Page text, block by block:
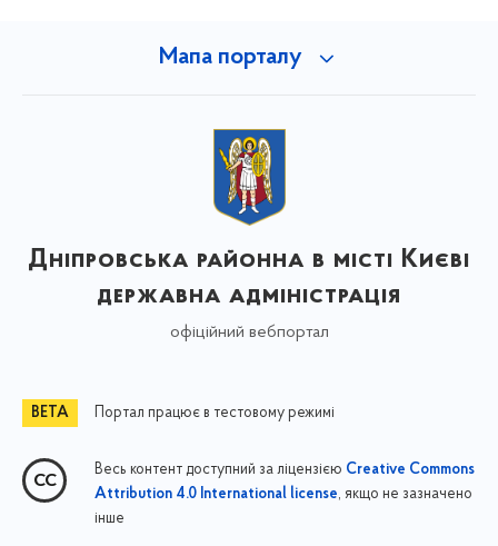
Мапа порталу
Дніпровська районна в місті Києві
державна адміністрація
офіційний вебпортал
Портал працює в тестовому режимі
Весь контент доступний за ліцензією Creative Commons
Attribution 4.0 International license, якщо не зазначено
інше